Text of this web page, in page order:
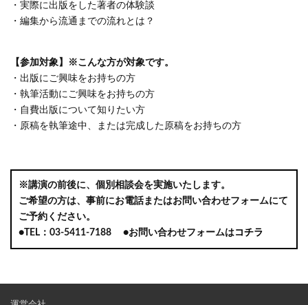
・実際に出版をした著者の体験談
・編集から流通までの流れとは？
【参加対象】※こんな方が対象です。
・出版にご興味をお持ちの方
・執筆活動にご興味をお持ちの方
・自費出版について知りたい方
・原稿を執筆途中、または完成した原稿をお持ちの方
※講演の前後に、個別相談会を実施いたします。
ご希望の方は、事前にお電話またはお問い合わせフォームにて
ご予約ください。
●TEL：03-5411-7188 ●お問い合わせフォームはコチラ